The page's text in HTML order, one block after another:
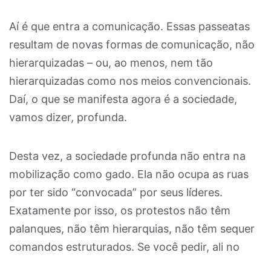
Aí é que entra a comunicação. Essas passeatas
resultam de novas formas de comunicação, não
hierarquizadas – ou, ao menos, nem tão
hierarquizadas como nos meios convencionais.
Daí, o que se manifesta agora é a sociedade,
vamos dizer, profunda.
Desta vez, a sociedade profunda não entra na
mobilização como gado. Ela não ocupa as ruas
por ter sido “convocada” por seus líderes.
Exatamente por isso, os protestos não têm
palanques, não têm hierarquias, não têm sequer
comandos estruturados. Se você pedir, ali no